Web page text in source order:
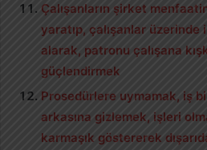
Çalışanların şirket
yaratıp, çalışanlar üzerinde
alarak, patronu çalışana
güçlendirmek
Prosedürlere uymamak, iş
arkasına gizlemek, işleri
karmaşık göstererek